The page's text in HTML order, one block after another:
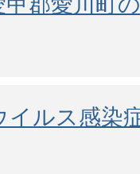
イルス感染